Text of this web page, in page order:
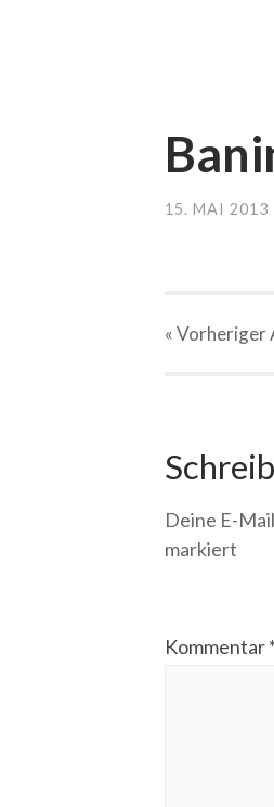
15. MAI 2013
« Vorheriger
Deine E-
markiert
Kommentar*